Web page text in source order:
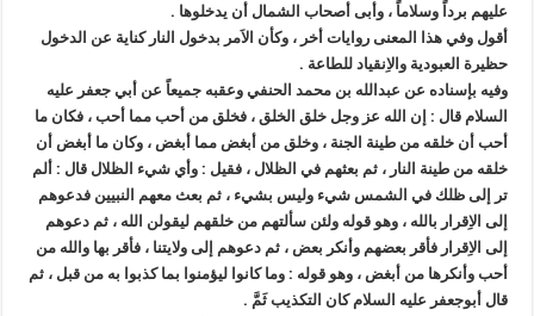
عليهم برداً وسلاماً ، وأبى أصحاب الشمال أن يدخلوها .
أقول وفي هذا المعنى روايات أخر ، وكأن الاَمر بدخول النار كناية عن الدخول
حظيرة العبودية والاِنقياد للطاعة .
وفيه بإسناده عن عبدالله بن محمد الحنفي وعقبه جميعاً عن أبي جعفر عليه
السلام قال : إن الله عز وجل خلق الخلق ، فخلق من أحب مما أحب ، فكان ما
أحب أن خلقه من طينة الجنة ، وخلق من أبغض مما أبغض ، وكان ما أبغض أن
خلقه من طينة النار ، ثم بعثهم في الظلال ، فقيل : وأي شيء الظلال قال : ألم
تر إلى ظلك في الشمس شيء وليس بشيء ، ثم بعث معهم النبيين فدعوهم
إلى الاِقرار بالله ، وهو قوله ولئن سألتهم من خلقهم ليقولن الله ، ثم دعوهم
إلى الاِقرار فأقر بعضهم وأنكر بعض ، ثم دعوهم إلى ولايتنا ، فأقر بها والله من
أحب وأنكرها من أبغض ، وهو قوله : وما كانوا ليؤمنوا بما كذبوا به من قبل ، ثم
قال أبوجعفر عليه السلام كان التكذيب ثَمَّ .